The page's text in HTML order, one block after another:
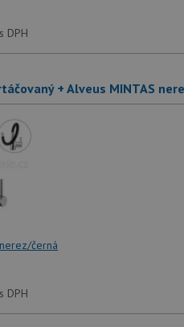
s DPH
+ Alveus MINTAS
černá
s DPH